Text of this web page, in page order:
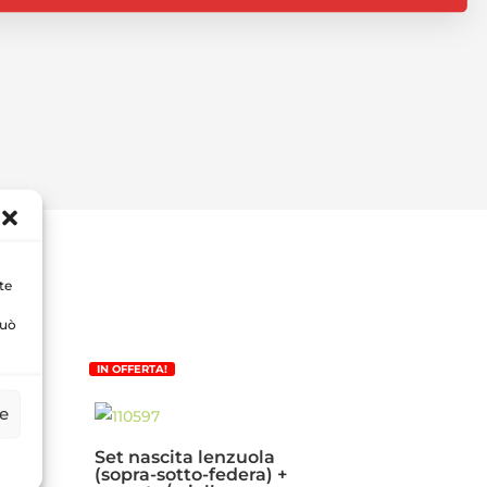
IN OFFERTA!
Set nascita lenzuola
(sopra-sotto-federa) +